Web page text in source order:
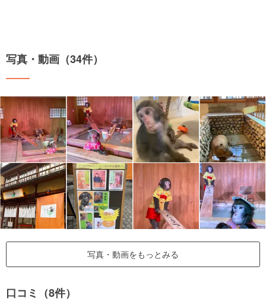
写真・動画（34件）
写真・動画をもっとみる
口コミ（8件）